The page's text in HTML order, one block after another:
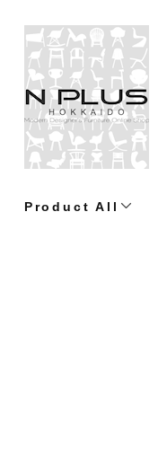
Product All